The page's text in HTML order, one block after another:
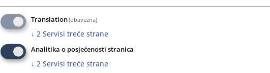
Translation(obavezna)
↓ 2 Servisi treće strane
Analitika o posjećenosti stranica
↓ 2 Servisi treće strane